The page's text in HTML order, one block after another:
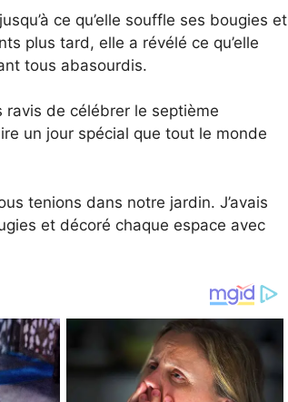
ce qu’elle souffle ses bougies et
plus tard, elle a révélé ce qu’elle
tous abasourdis.
ravis de célébrer le septième
un jour spécial que tout le monde
tenions dans notre jardin. J’avais
et décoré chaque espace avec